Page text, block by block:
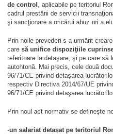
de control , aplicabile pe teritoriul
cadrul prestării de servicii
şi sancţionare a oricărui abuz ori a
Prin noile prevederi s-a urmărit
care să unifice dispoziţiile
referitoare la detaşare, şi pe care să
autohtonă. Mai precis, cele două
96/71/CE privind detaşarea
respectiv Directiva 2014/67/UE
96/71/CE privind detaşarea
Prin noul act normativ se defineşte
-un salariat detașat pe teritoriul